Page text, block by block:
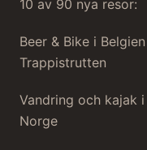
10 av 90 nya resor:
Beer & Bike i
Trappistrutten
Vandring och kajak
Norge